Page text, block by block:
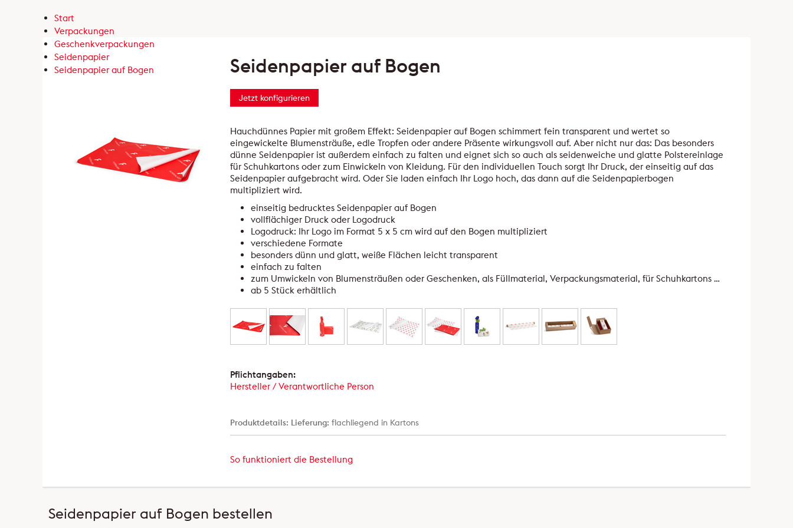
Start
Verpackungen
Geschenkverpackungen
Seidenpapier
Seidenpapier auf Bogen
Seidenpapier auf Bogen
Jetzt konfigurieren
Hauchdünnes Papier mit großem Effekt: Seidenpapier auf Bogen schimmert fein transparent und wertet so
eingewickelte Blumensträuße, edle Tropfen oder andere Präsente wirkungsvoll auf. Aber nicht nur das: Das besonders
dünne Seidenpapier ist außerdem einfach zu falten und eignet sich so auch als seidenweiche und glatte Polstereinlage
für Schuhkartons oder zum Einwickeln von Kleidung. Für den individuellen Touch sorgt Ihr Druck, der einseitig auf das
Seidenpapier aufgebracht wird. Oder Sie laden einfach Ihr Logo hoch, das dann auf die Seidenpapierbogen
multipliziert wird.
einseitig bedrucktes Seidenpapier auf Bogen
vollflächiger Druck oder Logodruck
Logodruck: Ihr Logo im Format 5 x 5 cm wird auf den Bogen multipliziert
verschiedene Formate
besonders dünn und glatt, weiße Flächen leicht transparent
einfach zu falten
zum Umwickeln von Blumensträußen oder Geschenken, als Füllmaterial, Verpackungsmaterial, für Schuhkartons …
ab 5 Stück erhältlich
Pflichtangaben:
Hersteller / Verantwortliche Person
Produktdetails: Lieferung: flachliegend in Kartons
So funktioniert die Bestellung
Seidenpapier auf Bogen bestellen